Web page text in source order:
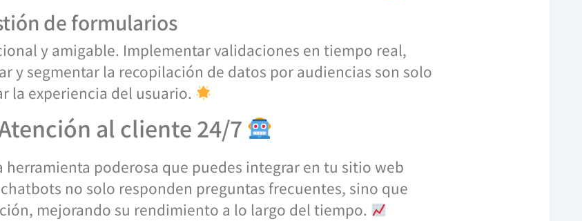
de formularios
y amigable. Implementar validaciones en tiempo real,
y segmentar la recopilación de datos por audiencias son solo
la experiencia del usuario.
al cliente 24/7
poderosa que puedes integrar en tu sitio web
chatbots no solo responden preguntas frecuentes, sino que
mejorando su rendimiento a lo largo del tiempo.